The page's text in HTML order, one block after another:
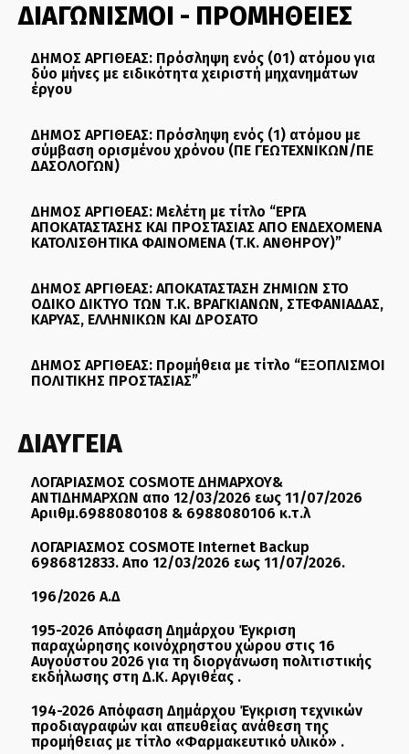
ΔΙΑΓΩΝΙΣΜΟΙ - ΠΡΟΜΗΘΕΙΕΣ
ΔΗΜΟΣ ΑΡΓΙΘΕΑΣ: Πρόσληψη ενός (01) ατόμου για
δύο μήνες με ειδικότητα χειριστή μηχανημάτων
έργου
ΔΗΜΟΣ ΑΡΓΙΘΕΑΣ: Πρόσληψη ενός (1) ατόμου με
σύμβαση ορισμένου χρόνου (ΠΕ ΓΕΩΤΕΧΝΙΚΩΝ/ΠΕ
ΔΑΣΟΛΟΓΩΝ)
ΔΗΜΟΣ ΑΡΓΙΘΕΑΣ: Μελέτη με τίτλο “ΕΡΓΑ
ΑΠΟΚΑΤΑΣΤΑΣΗΣ ΚΑΙ ΠΡΟΣΤΑΣΙΑΣ ΑΠΟ ΕΝΔΕΧΟΜΕΝΑ
ΚΑΤΟΛΙΣΘΗΤΙΚΑ ΦΑΙΝΟΜΕΝΑ (Τ.Κ. ΑΝΘΗΡΟΥ)”
ΔΗΜΟΣ ΑΡΓΙΘΕΑΣ: ΑΠΟΚΑΤΑΣΤΑΣΗ ΖΗΜΙΩΝ ΣΤΟ
ΟΔΙΚΟ ΔΙΚΤΥΟ ΤΩΝ Τ.Κ. ΒΡΑΓΚΙΑΝΩΝ, ΣΤΕΦΑΝΙΑΔΑΣ,
ΚΑΡΥΑΣ, ΕΛΛΗΝΙΚΩΝ ΚΑΙ ΔΡΟΣΑΤΟ
ΔΗΜΟΣ ΑΡΓΙΘΕΑΣ: Προμήθεια με τίτλο “ΕΞΟΠΛΙΣΜΟΙ
ΠΟΛΙΤΙΚΗΣ ΠΡΟΣΤΑΣΙΑΣ”
ΔΙΑΥΓΕΙΑ
ΛΟΓΑΡΙΑΣΜΟΣ COSMOTE ΔΗΜΑΡΧΟΥ&
ΑΝΤΙΔΗΜΑΡΧΩΝ απο 12/03/2026 εως 11/07/2026
Αριιθμ.6988080108 & 6988080106 κ.τ.λ
ΛΟΓΑΡΙΑΣΜΟΣ COSMOTE Internet Backup
6986812833. Απο 12/03/2026 εως 11/07/2026.
196/2026 Α.Δ
195-2026 Απόφαση Δημάρχου Έγκριση
παραχώρησης κοινόχρηστου χώρου στις 16
Αυγούστου 2026 για τη διοργάνωση πολιτιστικής
εκδήλωσης στη Δ.Κ. Αργιθέας .
194-2026 Απόφαση Δημάρχου Έγκριση τεχνικών
προδιαγραφών και απευθείας ανάθεση της
προμήθειας με τίτλο «Φαρμακευτικό υλικό» .